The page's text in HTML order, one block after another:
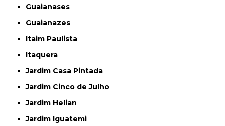
Guaianases
Guaianazes
Itaim Paulista
Itaquera
Jardim Casa Pintada
Jardim Cinco de Julho
Jardim Helian
Jardim Iguatemi